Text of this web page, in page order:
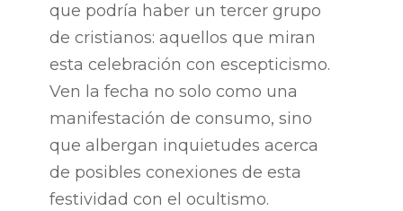
que podría haber un tercer grupo
de cristianos: aquellos que miran
esta celebración con escepticismo.
Ven la fecha no solo como una
manifestación de consumo, sino
que albergan inquietudes acerca
de posibles conexiones de esta
festividad con el ocultismo.